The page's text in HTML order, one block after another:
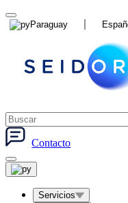
Paraguay
Contacto
Servicios